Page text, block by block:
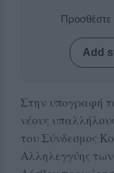
Προσθέστε
Add
Στην υπογραφή
νέους
του Σύνδεσμος
Αλληλεγγύης